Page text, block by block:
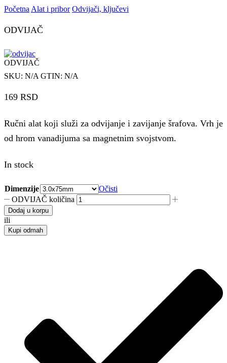
Početna Alat i pribor Odvijači, ključevi
ODVIJAČ
ODVIJAČ
SKU: N/A GTIN: N/A
169 RSD
Ručni alat koji služi za odvijanje i zavijanje šrafova. Vrh je
od hrom vanadijuma sa magnetnim svojstvom.
In stock
Dimenzije
Očisti
ODVIJAČ količina
Dodaj u korpu
ili
Kupi odmah